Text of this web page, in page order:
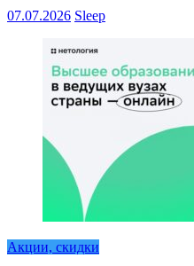
07.07.2026 Sleep
Акции, скидки